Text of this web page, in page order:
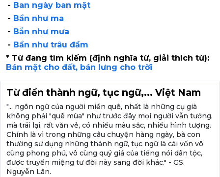
- Ban ngày ban mặt
- Bẩn như ma
- Bắn như mưa
- Bẩn như trâu đầm
* Từ đang tìm kiếm (định nghĩa từ, giải thích từ):
Bán mặt cho đất, bán lưng cho trời
Từ điển thành ngữ, tục ngữ,... Việt Nam
"... ngôn ngữ của người miền quê, nhất là những cụ già
không phải "quê mùa" như trước đây mọi người vẫn tưởng,
mà trái lại, rất văn vẻ, có nhiều màu sắc, nhiều hình tượng.
Chính là vì trong những câu chuyện hàng ngày, bà con
thường sử dụng những thành ngữ, tục ngữ là cái vốn vô
cùng phong phú, vô cùng quý giá của tiếng nói dân tộc,
được truyền miệng tư đời này sang đời khác." - GS.
Nguyễn Lân.